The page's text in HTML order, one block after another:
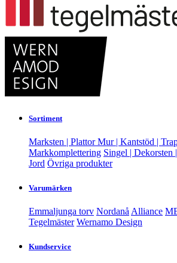
Sortiment
Marksten | PlattorMur | Kantstöd |
Markkomplettering Singel | Dekorsten
Jord Övriga produkter
Varumärken
Emmaljunga torv Nordanå Alliance
Tegelmäster Wernamo Design
Kundservice